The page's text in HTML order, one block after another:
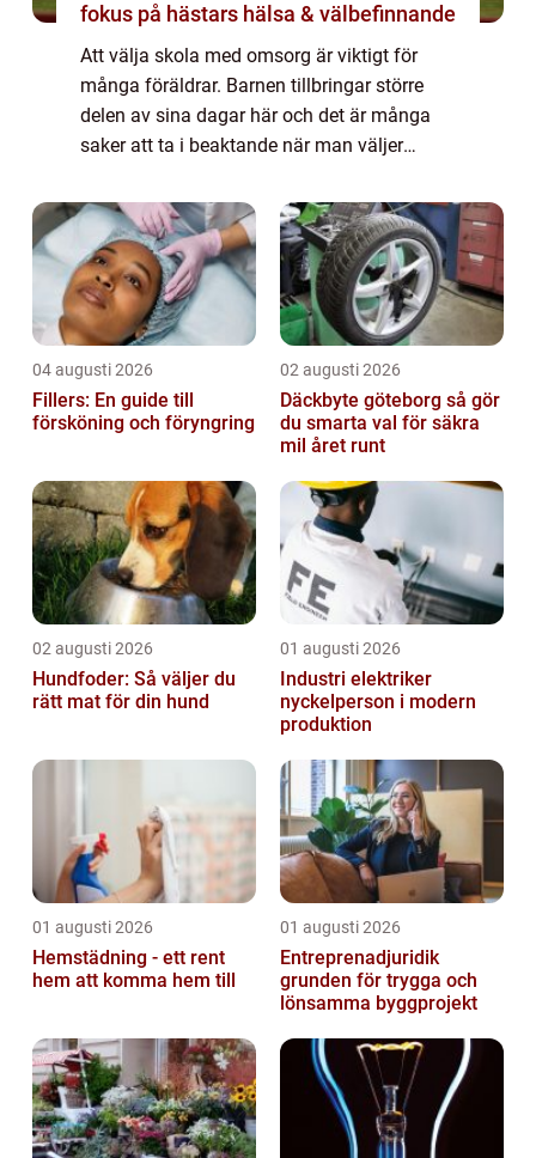
fokus på hästars hälsa & välbefinnande
Att välja skola med omsorg är viktigt för
många föräldrar. Barnen tillbringar större
delen av sina dagar här och det är många
saker att ta i beaktande när man väljer
04 augusti 2026
Fillers: En guide till
försköning och föryngring
02 augusti 2026
Däckbyte göteborg så gör
du smarta val för säkra
mil året runt
02 augusti 2026
Hundfoder: Så väljer du
rätt mat för din hund
01 augusti 2026
Industri elektriker
nyckelperson i modern
produktion
01 augusti 2026
Hemstädning - ett rent
hem att komma hem till
01 augusti 2026
Entreprenadjuridik
grunden för trygga och
lönsamma byggprojekt